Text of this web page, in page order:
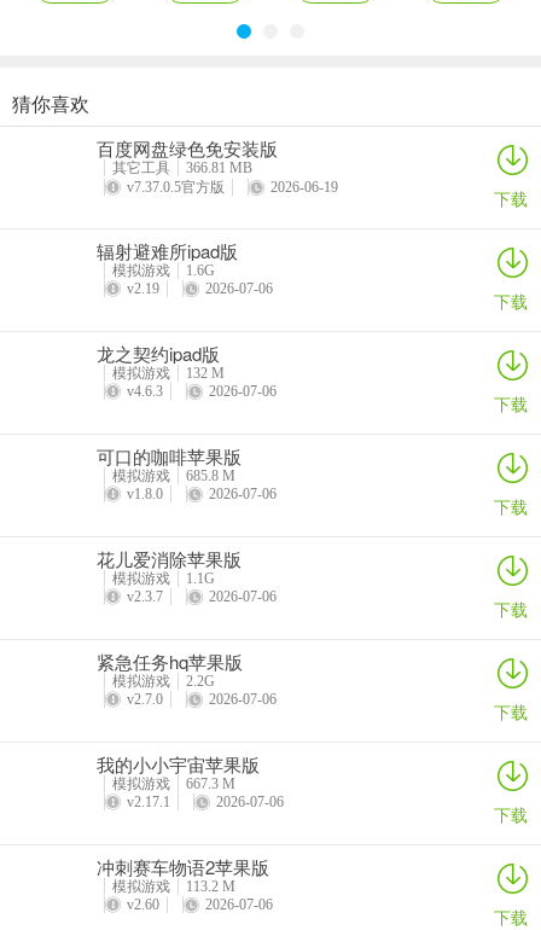
现在更新一下，以获得更流畅的使用体验！
农庄物语2苹果版(Farm Story 2)
从细胞到奇点ipad版
详情
我的小小宇宙苹果版
我的汤姆猫2苹果版
猜你喜欢
百度网盘绿色免安装版
其它工具
366.81 MB
v7.37.0.5官方版
2026-06-19 下载
辐射避难所ipad版
模拟游戏
1.6G
v2.19
2026-07-06 下载
龙之契约ipad版
模拟游戏
132 M
v4.6.3
2026-07-06 下载
可口的咖啡苹果版
模拟游戏
685.8 M
v1.8.0
2026-07-06 下载
花儿爱消除苹果版
模拟游戏
1.1G
v2.3.7
2026-07-06 下载
紧急任务hq苹果版
模拟游戏
2.2G
v2.7.0
2026-07-06 下载
我的小小宇宙苹果版
模拟游戏
667.3 M
v2.17.1
2026-07-06 下载
冲刺赛车物语2苹果版
模拟游戏
113.2 M
v2.60
2026-07-06 下载